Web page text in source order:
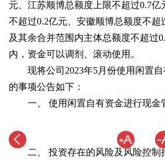
元、江苏顺博总额度上限不超过0.7
不超过0.2亿元、安徽顺博总额度不超
及其余合并范围内主体总额度不超过
内，资金可以调剂、滚动使用。
现将公司2023年5月份使用闲置自
的事项公告如下：
一、 使用闲置自有资金进行现金
二、 投资存在的风险及风险控制